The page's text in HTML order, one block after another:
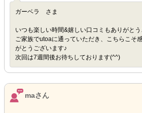
ガーベラ さま
いつも楽しい時間&嬉しい口コミもありがと
ご家族でutoaに通っていただき、こちらこそ
がとうございます♪
次回は7週間後お待ちしております(^^)
maさん